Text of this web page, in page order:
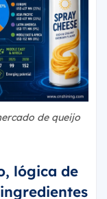
de queijo
lógica de